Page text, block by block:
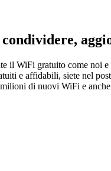
il WiFi gratuito come noi
e affidabili, siete nel
di nuovi WiFi e